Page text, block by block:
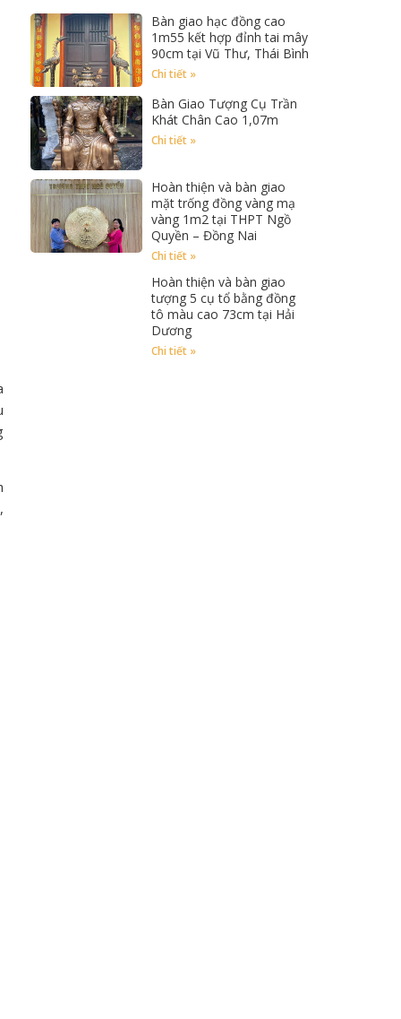
Bàn giao hạc đồng cao
1m55 kết hợp đỉnh tai mây
90cm tại Vũ Thư, Thái Bình
Chi tiết »
Bàn Giao Tượng Cụ Trần
Khát Chân Cao 1,07m
Chi tiết »
Hoàn thiện và bàn giao
mặt trống đồng vàng mạ
vàng 1m2 tại THPT Ngồ
Quyền – Đồng Nai
Chi tiết »
Hoàn thiện và bàn giao
tượng 5 cụ tổ bằng đồng
tô màu cao 73cm tại Hải
Dương
Chi tiết »